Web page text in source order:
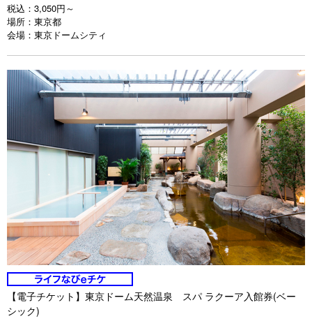
税込： 3,050円～
場所： 東京都
会場： 東京ドームシティ
【電子チケット】東京ドーム天然温泉 スパ ラクーア入館券(ベー
シック)